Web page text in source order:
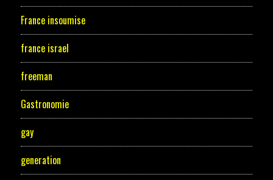
France insoumise
france israel
freeman
Gastronomie
gay
generation